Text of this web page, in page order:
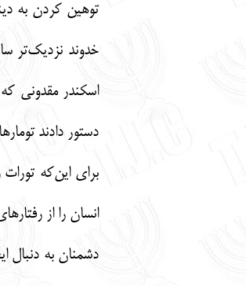
توهین کردن به
خدوند نزدیک‌تر
اسکندر مقدونی که
دستور دادند
برای این‌که
انسان را از
دشمنان به دنبال